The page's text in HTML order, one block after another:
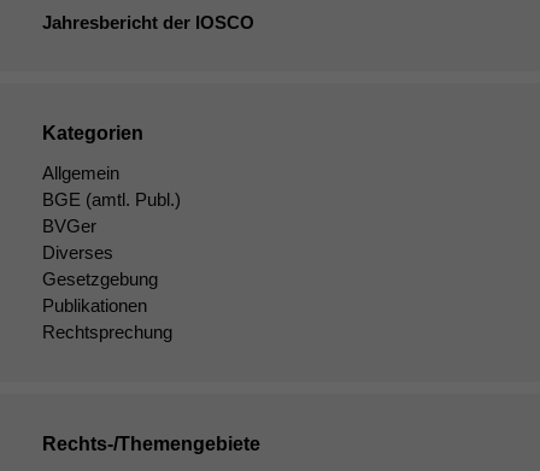
Jahresbericht der IOSCO
Kategorien
Allgemein
BGE (amtl. Publ.)
BVGer
Diverses
Gesetzgebung
Publikationen
Rechtsprechung
Rechts-/Themengebiete